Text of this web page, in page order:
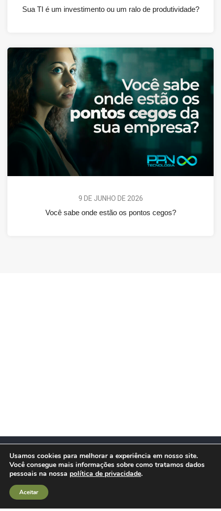
Sua TI é um investimento ou um ralo de produtividade?
9 DE JUNHO DE 2026
Você sabe onde estão os pontos cegos?
Políticas de Integridade
Privacidade de Dados
Usamos cookies para melhorar a experiência em nosso site.
Você consegue mais informações sobre como tratamos dados
pessoais na nossa política de privacidade.
Aceitar